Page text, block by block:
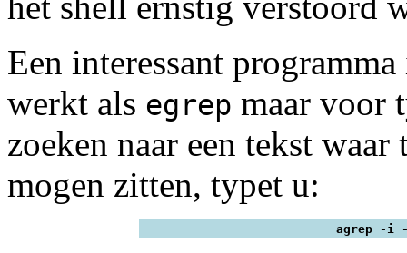
Een interessant
werkt als egrep maar voor
zoeken naar een tekst
mogen zitten, typet u:
agrep -i